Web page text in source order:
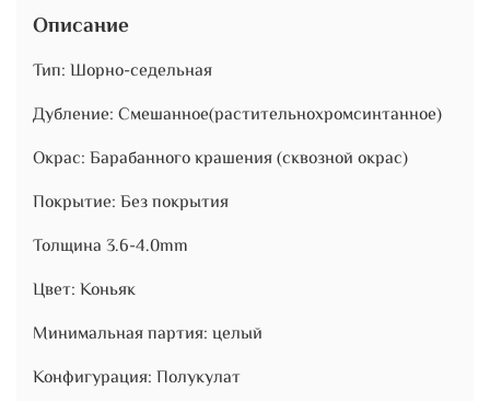
Описание
Тип: Шорно-седельная
Дубление: Смешанное(растительнохромсинтанное)
Окрас: Барабанного крашения (сквозной окрас)
Покрытие: Без покрытия
Толщина 3.6-4.0mm
Цвет: Коньяк
Минимальная партия: целый
Конфигурация: Полукулат